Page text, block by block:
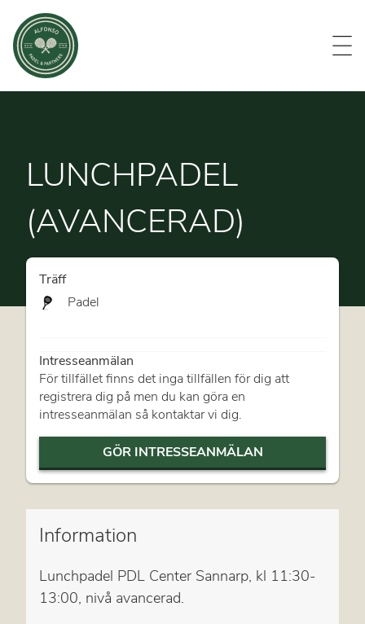
Evenemang
LUNCHPADEL
(AVANCERAD)
Information
Lunchpadel PDL Center Sannarp, kl 11:30-
13:00, nivå avancerad.
Träff
Padel
Intresseanmälan
För tillfället finns det inga tillfällen för dig att
registrera dig på men du kan göra en
intresseanmälan så kontaktar vi dig.
GÖR INTRESSEANMÄLAN